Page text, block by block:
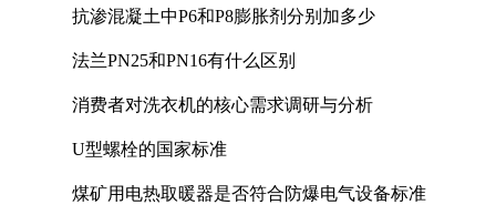
抗渗混凝土中P6和P8膨胀剂分别加多少
法兰PN25和PN16有什么区别
消费者对洗衣机的核心需求调研与分析
U型螺栓的国家标准
煤矿用电热取暖器是否符合防爆电气设备标准